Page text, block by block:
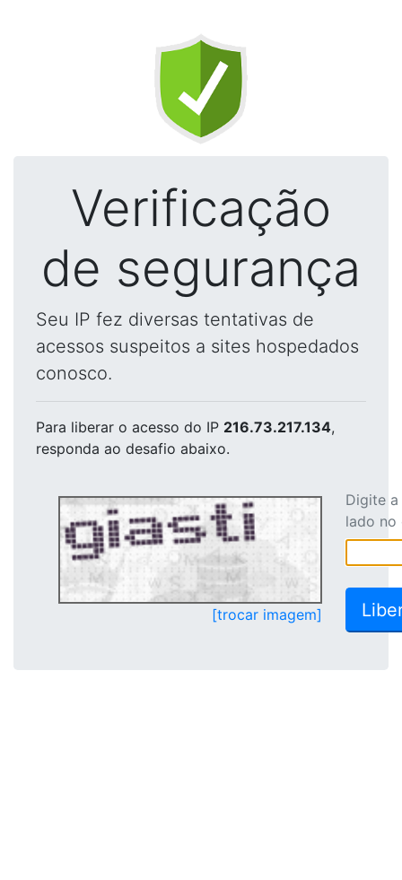
Verificação
de segurança
Seu IP fez diversas tentativas de
acessos suspeitos a sites hospedados
conosco.
Para liberar o acesso do IP 216.73.217.134,
responda ao desafio abaixo.
[trocar imagem]
Digite
lado no